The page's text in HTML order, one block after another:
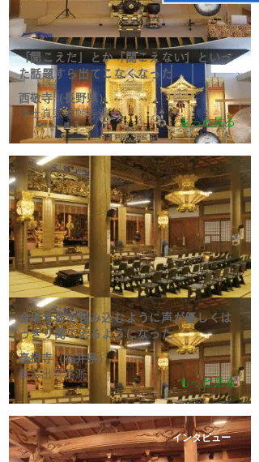
「聞こえた」とか「聞こえない」といっ
た話題すら出てこなくなった
西敬寺（長野県）
浄土真宗本願寺派
もっと見る
会場全体を包み込むように声が優しくは
っきり聞こえるようになった
毫摂寺（福井県）
真宗出雲路派
もっと見る
インタビュー